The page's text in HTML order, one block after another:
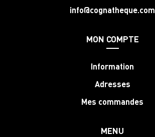
info@cognatheque.com
MON COMPTE
Information
Adresses
Mes commandes
MENU